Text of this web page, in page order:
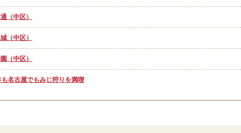
（中区）
（中区）
（中区）
も名古屋でもみじ狩りを満喫